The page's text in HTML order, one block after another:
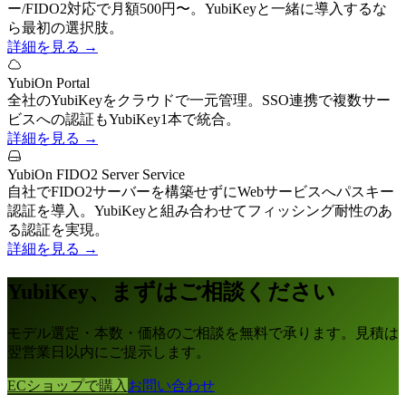
ー/FIDO2対応で月額500円〜。YubiKeyと一緒に導入するな
ら最初の選択肢。
詳細を見る →
YubiOn Portal
全社のYubiKeyをクラウドで一元管理。SSO連携で複数サー
ビスへの認証もYubiKey1本で統合。
詳細を見る →
YubiOn FIDO2 Server Service
自社でFIDO2サーバーを構築せずにWebサービスへパスキー
認証を導入。YubiKeyと組み合わせてフィッシング耐性のあ
る認証を実現。
詳細を見る →
YubiKey、まずはご相談ください
モデル選定・本数・価格のご相談を無料で承ります。見積は
翌営業日以内にご提示します。
ECショップで購入 お問い合わせ